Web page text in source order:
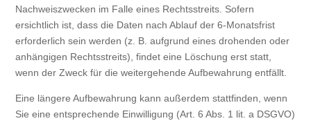
Nachweiszwecken im Falle eines Rechtsstreits. Sofern
ersichtlich ist, dass die Daten nach Ablauf der 6-Monatsfrist
erforderlich sein werden (z. B. aufgrund eines drohenden oder
anhängigen Rechtsstreits), findet eine Löschung erst statt,
wenn der Zweck für die weitergehende Aufbewahrung entfällt.
Eine längere Aufbewahrung kann außerdem stattfinden, wenn
Sie eine entsprechende Einwilligung (Art. 6 Abs. 1 lit. a DSGVO)